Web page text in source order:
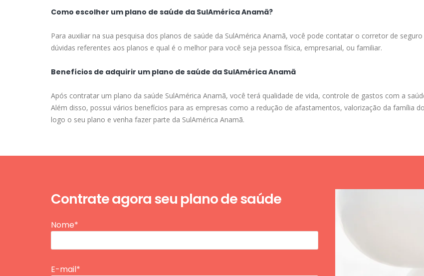
Como escolher um plano de saúde da SulAmérica Anamã?
Para auxiliar na sua pesquisa dos planos de saúde da SulAmérica Anamã, você pode contatar o corretor de
dúvidas referentes aos planos e qual é o melhor para você seja pessoa física, empresarial, ou familiar.
Benefícios de adquirir um plano de saúde da SulAmérica Anamã
Após contratar um plano da saúde SulAmérica Anamã, você terá qualidade de vida, controle de gastos com a
Além disso, possui vários benefícios para as empresas como a redução de afastamentos, valorização da família
logo o seu plano e venha fazer parte da SulAmérica Anamã.
Contrate agora seu plano de saúde
Nome*
E-mail*